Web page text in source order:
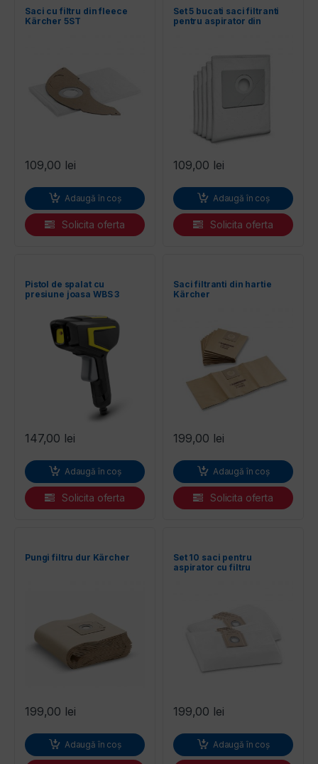
Saci cu filtru din fleece
Kärcher 5ST
109,00 lei
Adaugă în coș
Solicita oferta
Set 5 bucati saci filtranti
pentru aspirator din
109,00 lei
Adaugă în coș
Solicita oferta
Pistol de spalat cu
presiune joasa WBS 3
147,00 lei
Adaugă în coș
Solicita oferta
Saci filtranti din hartie
Kärcher
199,00 lei
Adaugă în coș
Solicita oferta
Pungi filtru dur Kärcher
199,00 lei
Adaugă în coș
Set 10 saci pentru
aspirator cu filtru
199,00 lei
Adaugă în coș